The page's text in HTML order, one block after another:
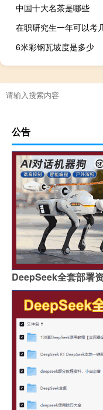
中国十大名茶是哪些
在职研究生一年可以考
6米彩钢瓦坡度是多少
公告
DeepSeek全套部署